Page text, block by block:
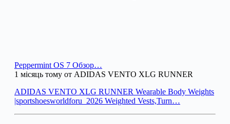
Peppermint OS 7 Обзор…
1 місяць тому от ADIDAS VENTO XLG RUNNER
ADIDAS VENTO XLG RUNNER Wearable Body Weights
|sportshoesworldforu_2026 Weighted Vests,Turn…